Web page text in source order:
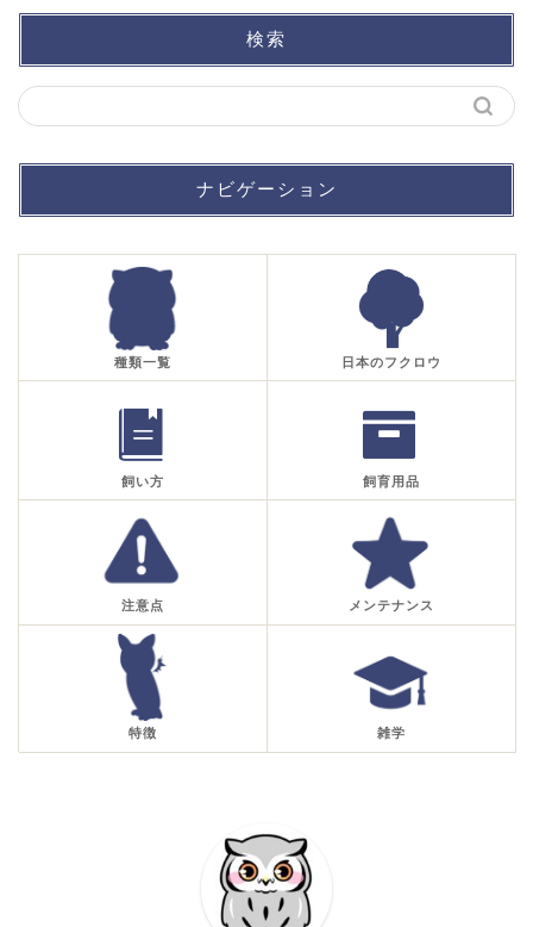
検索
ナビゲーション
種類一覧 日本のフクロウ
飼い方 飼育用品
注意点 メンテナンス
特徴 雑学